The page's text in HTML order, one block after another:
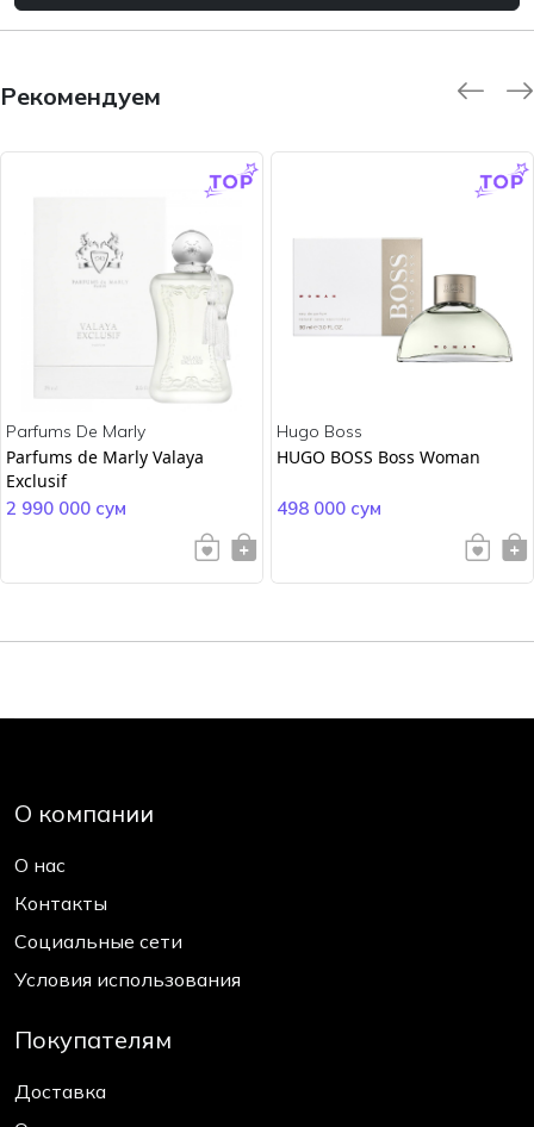
Рекомендуем
Parfums De Marly
Parfums de Marly Valaya
Exclusif
2 990 000 сум
Hugo Boss
HUGO BOSS Boss Woman
498 000 сум
О компании
О нас
Контакты
Социальные сети
Условия использования
Покупателям
Доставка